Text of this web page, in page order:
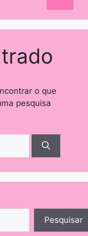
o que
pesquisa
Pesquisar